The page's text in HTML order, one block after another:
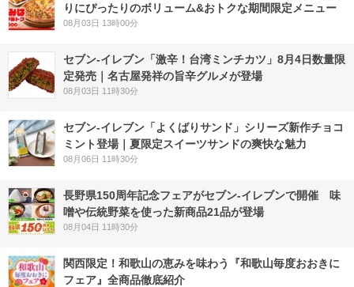
りにぴったりのボリューム&おトクな期間限定メニュー
08月03日 13時00分
セブン-イレブン「激辛！台湾ミンチカツ」8月4日数量限
定発売｜名古屋発祥の旨辛グルメが登場
08月03日 11時30分
セブン‐イレブン「よくばりサンド」シリーズ新作チョコ
ミント登場｜夏限定スイーツサンドの爽快な魅力
08月06日 11時30分
長野県150周年記念フェアがセブン-イレブンで開催 味
噌や伝統野菜を使った新商品21品が登場
08月04日 11時30分
関西限定！和歌山の恵みを味わう『和歌山毎度おおきに
フェア』全商品徹底紹介